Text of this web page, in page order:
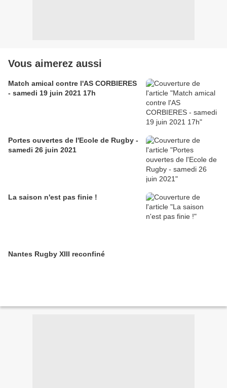
Vous aimerez aussi
Match amical contre l'AS CORBIERES
- samedi 19 juin 2021 17h
Portes ouvertes de l'Ecole de Rugby -
samedi 26 juin 2021
La saison n'est pas finie !
Nantes Rugby XIII reconfiné